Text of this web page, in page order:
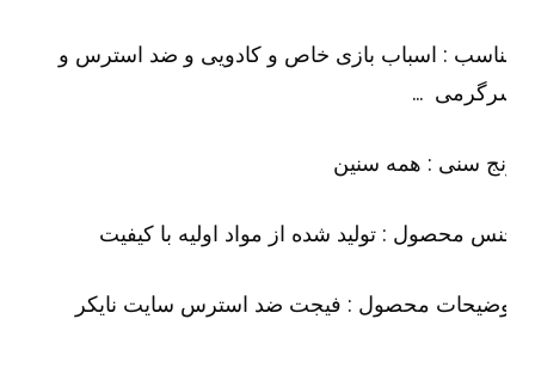
: اسباب بازی خاص و کادویی و ضد استرس و
…
سنی : همه سنین
محصول : تولید شده از مواد اولیه با کیفیت
محصول : فیجت ضد استرس سایت نایکر